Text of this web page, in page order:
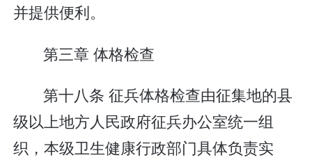
并提供便利。
第三章 体格检查
第十八条 征兵体格检查由征集地的县
级以上地方人民政府征兵办公室统一组
织，本级卫生健康行政部门具体负责实